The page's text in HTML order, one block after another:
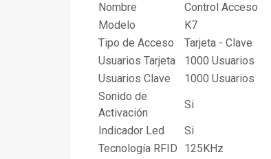
Nombre
Control Acceso
Modelo
K7
Tipo de Acceso
Tarjeta - Clave
Usuarios Tarjeta
1000 Usuarios
Usuarios Clave
1000 Usuarios
Sonido de
Activación
Si
Indicador Led
Si
Tecnología RFID
125KHz